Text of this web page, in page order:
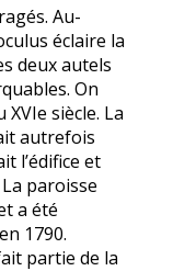
Au-
éclaire la
deux autels
On
siècle. La
autrefois
l’édifice et
paroisse
a été
1790.
partie de la